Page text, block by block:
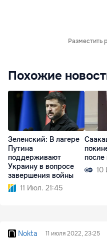
Разместить
Похожие
Зеленский: В лагере
Путина
поддерживают
Украину в вопросе
завершения войны
11 Июл. 21:45
после
10
Nokta 11 июля 2022, 23:25